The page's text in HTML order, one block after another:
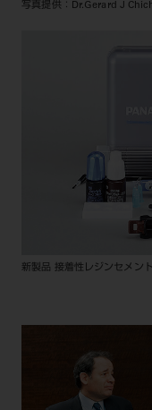
写真提供：Dr.Gerard J
新製品 接着性レジンセメン